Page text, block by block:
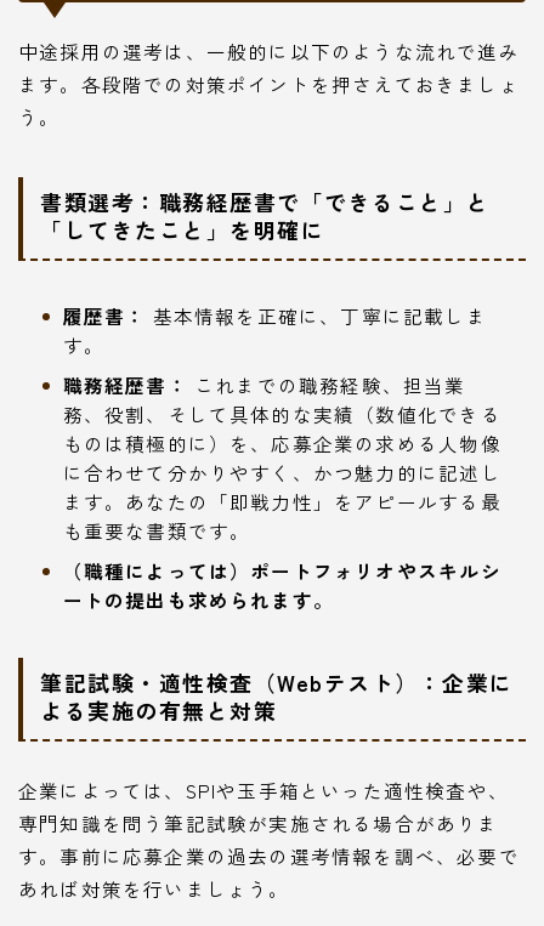
中途採用の選考は、一般的に以下のような流れで進み
ます。各段階での対策ポイントを押さえておきましょ
う。
書類選考：職務経歴書で「できること」と
「してきたこと」を明確に
履歴書：
基本情報を正確に、丁寧に記載しま
す。
職務経歴書：
これまでの職務経験、担当業
務、役割、そして具体的な実績（数値化できる
ものは積極的に）を、応募企業の求める人物像
に合わせて分かりやすく、かつ魅力的に記述し
ます。あなたの「即戦力性」をアピールする最
も重要な書類です。
（職種によっては）ポートフォリオやスキルシ
ートの提出も求められます。
筆記試験・適性検査（Webテスト）：企業に
よる実施の有無と対策
企業によっては、SPIや玉手箱といった適性検査や、
専門知識を問う筆記試験が実施される場合がありま
す。事前に応募企業の過去の選考情報を調べ、必要で
あれば対策を行いましょう。